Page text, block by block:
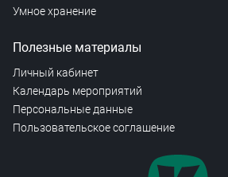
Умное хранение
Полезные материалы
Личный кабинет
Календарь мероприятий
Персональные данные
Пользовательское соглашение